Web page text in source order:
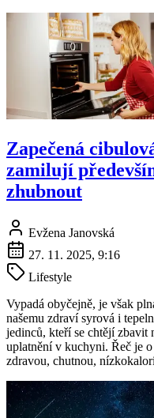
Zapečená
zamilují
zhubnout
Evžena Janovská
27. 11. 2025, 9:16
Lifestyle
Vypadá obyčejně, je však
našemu zdraví syrová i
jedinců, kteří se chtějí zbavit
uplatnění v kuchyni. Řeč je
zdravou, chutnou,